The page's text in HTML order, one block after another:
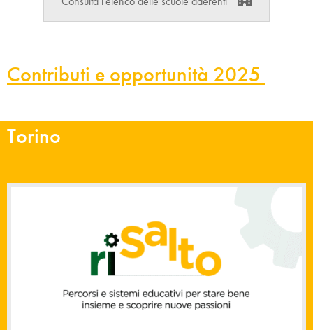
Contributi e opportunità 2025
Torino